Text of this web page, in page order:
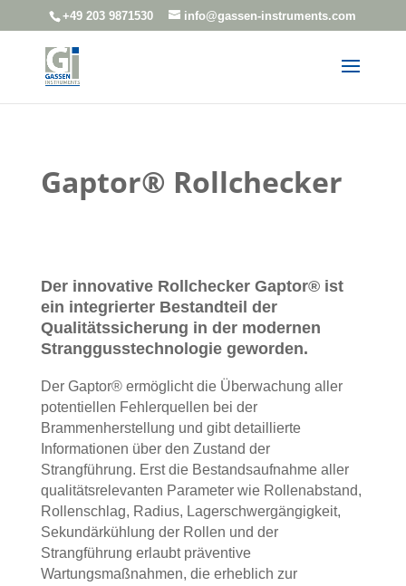
+49 203 9871530 info@gassen-instruments.com
Gaptor® Rollchecker
Der innovative Rollchecker Gaptor® ist
ein integrierter Bestandteil der
Qualitätssicherung in der modernen
Stranggusstechnologie geworden.
Der Gaptor® ermöglicht die Überwachung aller
potentiellen Fehlerquellen bei der
Brammenherstellung und gibt detaillierte
Informationen über den Zustand der
Strangführung. Erst die Bestandsaufnahme aller
qualitätsrelevanten Parameter wie Rollenabstand,
Rollenschlag, Radius, Lagerschwergängigkeit,
Sekundärkühlung der Rollen und der
Strangführung erlaubt präventive
Wartungsmaßnahmen, die erheblich zur